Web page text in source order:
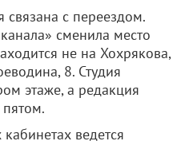
с переездом.
сменила место
не на Хохрякова,
8. Студия
этаже, а редакция
ведется